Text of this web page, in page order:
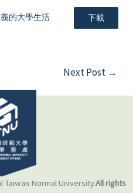
的大學生活 下載
Next Post →
Taiwan Normal University.All rights